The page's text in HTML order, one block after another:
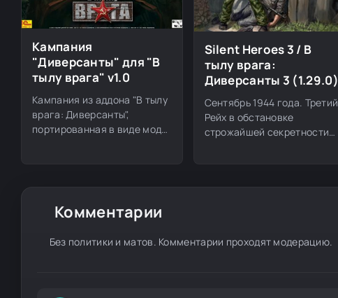
Кампания
"Диверсанты" для "В
тылу врага" v1.0
Кампания из аддона "В тылу
врага: Диверсанты",
портированная в виде мода
Silent Heroes 3 / В
тылу врага:
Диверсанты 3 (1.29.0)
Сентябрь 1944 года. Третий
Рейх в обстановке
строжайшей секретности
Комментарии
Без политики и матов. Комментарии проходят модерацию.